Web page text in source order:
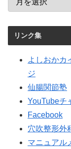
リンク集
よしおかカ
ジ
仙腸関節塾
YouTubeチ
Facebook
穴吹整形外
マニュアル